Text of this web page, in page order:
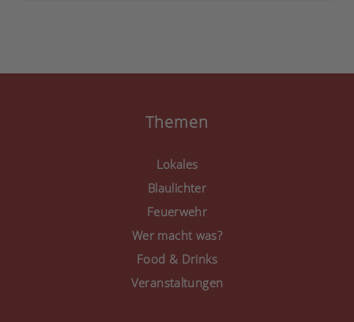
Mehr Informationen
Akzeptieren
Consent Management
Themen
Lokales
Blaulichter
Feuerwehr
Wer macht was?
Food & Drinks
Veranstaltungen